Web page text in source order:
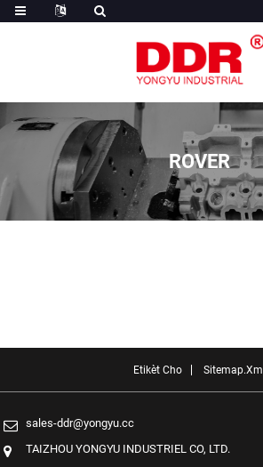
ROVER
Etikèt Cho Sitemap.xml
sales-ddr@yongyu.cc
TAIZHOU YONGYU INDUSTRIEL CO, LTD.